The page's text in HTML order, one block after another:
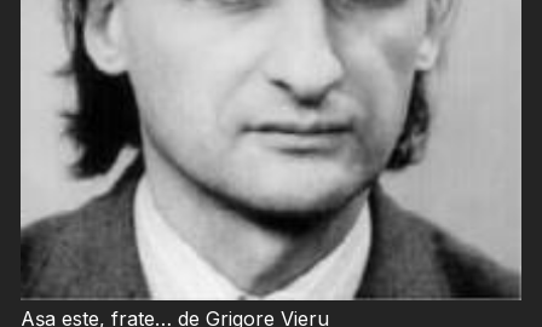
Aşa este, frate… de Grigore Vieru